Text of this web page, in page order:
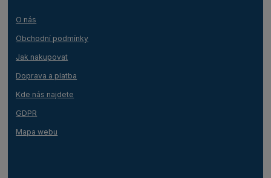
O nás
Obchodní podmínky
Jak nakupovat
Doprava a platba
Kde nás najdete
GDPR
Mapa webu